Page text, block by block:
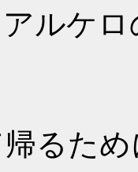
ルケ
るた